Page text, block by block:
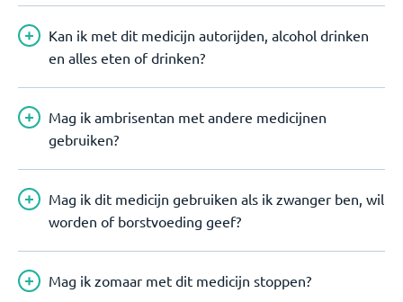
Kan ik met dit medicijn autorijden, alcohol drinken
en alles eten of drinken?
Mag ik ambrisentan met andere medicijnen
gebruiken?
Mag ik dit medicijn gebruiken als ik zwanger ben, wil
worden of borstvoeding geef?
Mag ik zomaar met dit medicijn stoppen?